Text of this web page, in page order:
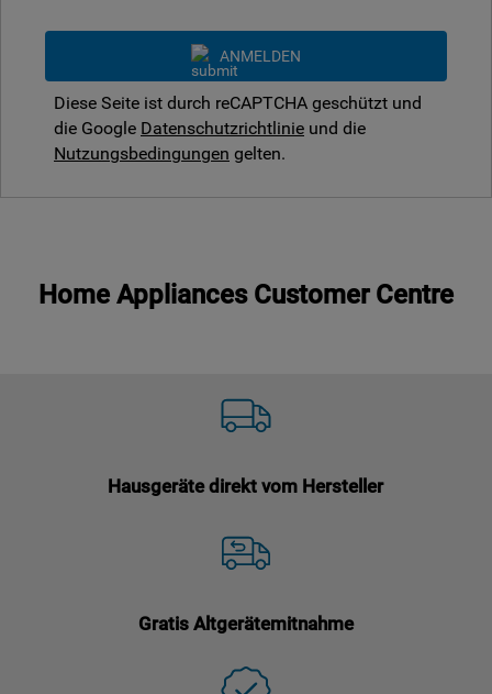
ANMELDEN
Diese Seite ist durch reCAPTCHA geschützt und
die Google Datenschutzrichtlinie und die
Nutzungsbedingungen gelten.
Home Appliances Customer Centre
Hausgeräte direkt vom Hersteller
Gratis Altgerätemitnahme